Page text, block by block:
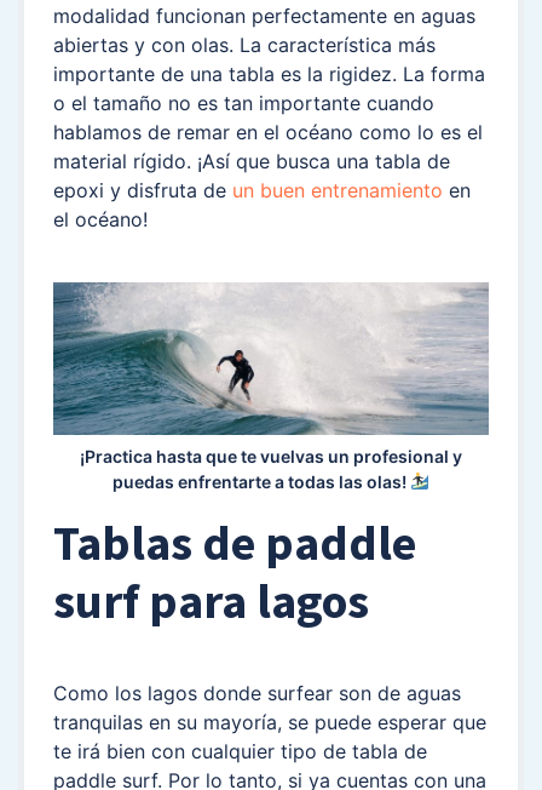
modalidad funcionan perfectamente en aguas
abiertas y con olas. La característica más
importante de una tabla es la rigidez. La forma
o el tamaño no es tan importante cuando
hablamos de remar en el océano como lo es el
material rígido. ¡Así que busca una tabla de
epoxi y disfruta de un buen entrenamiento en
el océano!
¡Practica hasta que te vuelvas un profesional y
puedas enfrentarte a todas las olas!
Tablas de paddle
surf para lagos
Como los lagos donde surfear son de aguas
tranquilas en su mayoría, se puede esperar que
te irá bien con cualquier tipo de tabla de
paddle surf. Por lo tanto, si ya cuentas con una